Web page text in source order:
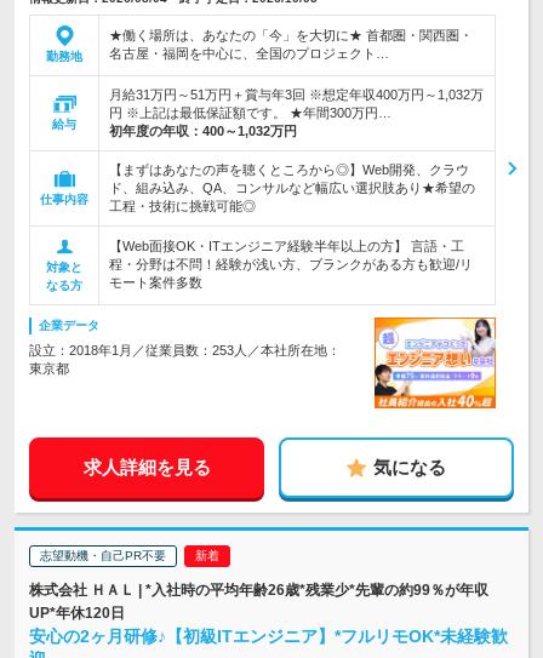
勤務地
★働く場所は、あなたの「今」を大切に★ 首都圏・関西圏・
名古屋・福岡を中心に、全国のプロジェクト…
給与
月給31万円～51万円＋賞与年3回 ※想定年収400万円～1,032万
円 ※上記は最低保証額です。 ★年間300万円…
初年度の年収： 400～1,032万円
仕事内容
【まずはあなたの声を聴くところから◎】Web開発、クラウ
ド、組み込み、QA、コンサルなど幅広い選択肢あり★希望の
工程・技術に挑戦可能◎
対象と
なる方
【Web面接OK・ITエンジニア経験半年以上の方】 言語・工
程・分野は不問！経験が浅い方、ブランクがある方も歓迎/リ
モート案件多数
企業データ
設立：2018年1月／従業員数：253人／本社所在地：
東京都
求人詳細を見る 気になる
志望動機・自己PR不要
株式会社 ＨＡＬ | *入社時の平均年齢26歳*残業少*先輩の約99％が年収
UP*年休120日
安心の2ヶ月研修♪【初級ITエンジニア】*フルリモOK*未経験歓